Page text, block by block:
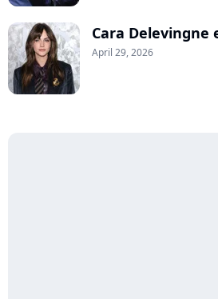
Cara Delevingne
April 29, 2026